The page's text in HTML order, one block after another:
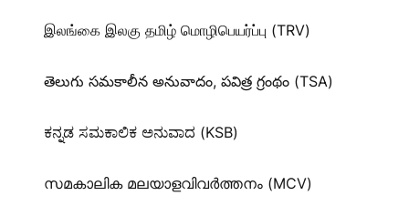
இலங்கை இலகு தமிழ் மொழிபெயர்ப்பு (TRV)
తెలుగు సమకాలీన అనువాదం, పవిత్ర గ్రంథం (TSA)
ಕನ್ನಡ ಸಮಕಾಲಿಕ ಅನುವಾದ (KSB)
സമകാലിക മലയാളവിവർത്തനം (MCV)